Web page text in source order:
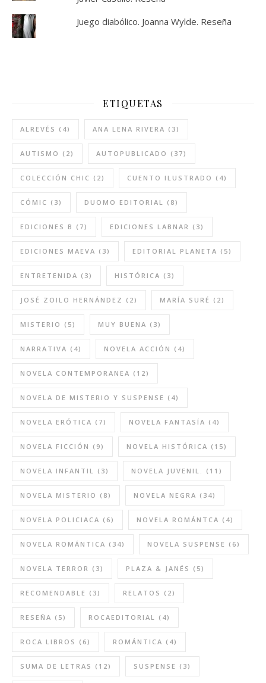
Juego diabólico. Joanna Wylde. Reseña
ETIQUETAS
ALREVÉS (4) ANA LENA RIVERA (3)
AUTISMO (2) AUTOPUBLICADO (37)
COLECCIÓN CHIC (2) CUENTO ILUSTRADO (4)
CÓMIC (3) DUOMO EDITORIAL (8)
EDICIONES B (7) EDICIONES LABNAR (3)
EDICIONES MAEVA (3) EDITORIAL PLANETA (5)
ENTRETENIDA (3) HISTÓRICA (3)
JOSÉ ZOILO HERNÁNDEZ (2) MARÍA SURÉ (2)
MISTERIO (5) MUY BUENA (3)
NARRATIVA (4) NOVELA ACCIÓN (4)
NOVELA CONTEMPORANEA (12)
NOVELA DE MISTERIO Y SUSPENSE (4)
NOVELA ERÓTICA (7) NOVELA FANTASÍA (4)
NOVELA FICCIÓN (9) NOVELA HISTÓRICA (15)
NOVELA INFANTIL (3) NOVELA JUVENIL. (11)
NOVELA MISTERIO (8) NOVELA NEGRA (34)
NOVELA POLICIACA (6) NOVELA ROMÁNTCA (4)
NOVELA ROMÁNTICA (34) NOVELA SUSPENSE (6)
NOVELA TERROR (3) PLAZA & JANÉS (5)
RECOMENDABLE (3) RELATOS (2)
RESEÑA (5) ROCAEDITORIAL (4)
ROCA LIBROS (6) ROMÁNTICA (4)
SUMA DE LETRAS (12) SUSPENSE (3)